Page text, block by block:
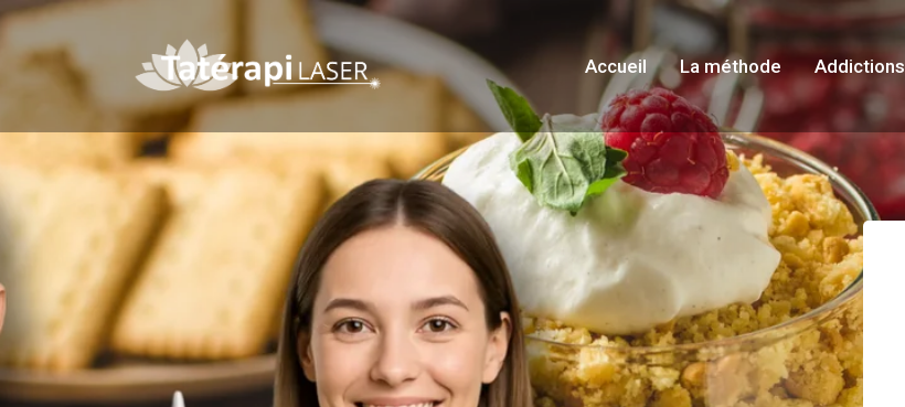
Accueil La méthode Addictions